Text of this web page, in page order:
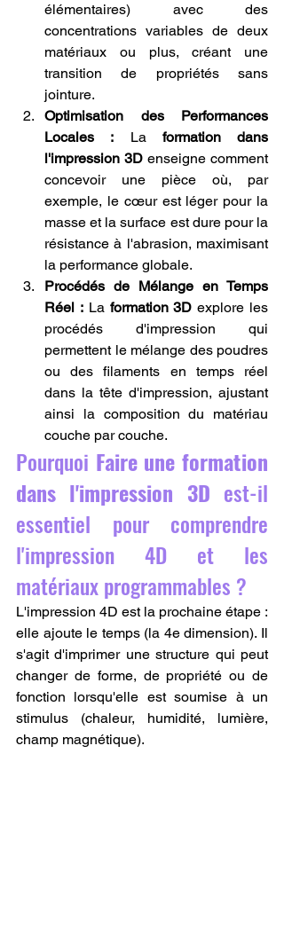
élémentaires) avec des
concentrations variables de deux
matériaux ou plus, créant une
transition de propriétés sans
jointure.
Optimisation des Performances
Locales : La formation dans
l'impression 3D enseigne comment
concevoir une pièce où, par
exemple, le cœur est léger pour la
masse et la surface est dure pour la
résistance à l'abrasion, maximisant
la performance globale.
Procédés de Mélange en Temps
Réel : La formation 3D explore les
procédés d'impression qui
permettent le mélange des poudres
ou des filaments en temps réel
dans la tête d'impression, ajustant
ainsi la composition du matériau
couche par couche.
Pourquoi Faire une formation
dans l'impression 3D est-il
essentiel pour comprendre
l'impression 4D et les
matériaux programmables ?
L'impression 4D est la prochaine étape :
elle ajoute le temps (la 4e dimension). Il
s'agit d'imprimer une structure qui peut
changer de forme, de propriété ou de
fonction lorsqu'elle est soumise à un
stimulus (chaleur, humidité, lumière,
champ magnétique).